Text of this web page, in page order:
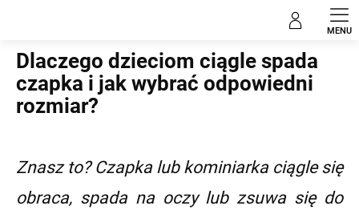
Dlaczego dzieciom ciągle spada
czapka i jak wybrać odpowiedni
rozmiar?
Znasz to? Czapka lub kominiarka ciągle się
obraca, spada na oczy lub zsuwa się do